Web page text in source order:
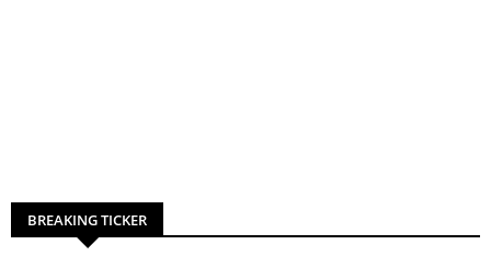
BREAKING TICKER